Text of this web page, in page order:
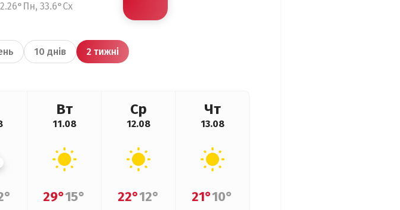
33.6°Сх
10 днів 2 тижні
Вт
11.08
29°15°
Ср
12.08
22°12°
Чт
13.08
21°10°